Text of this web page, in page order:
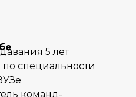
5 лет
специальности
команд-